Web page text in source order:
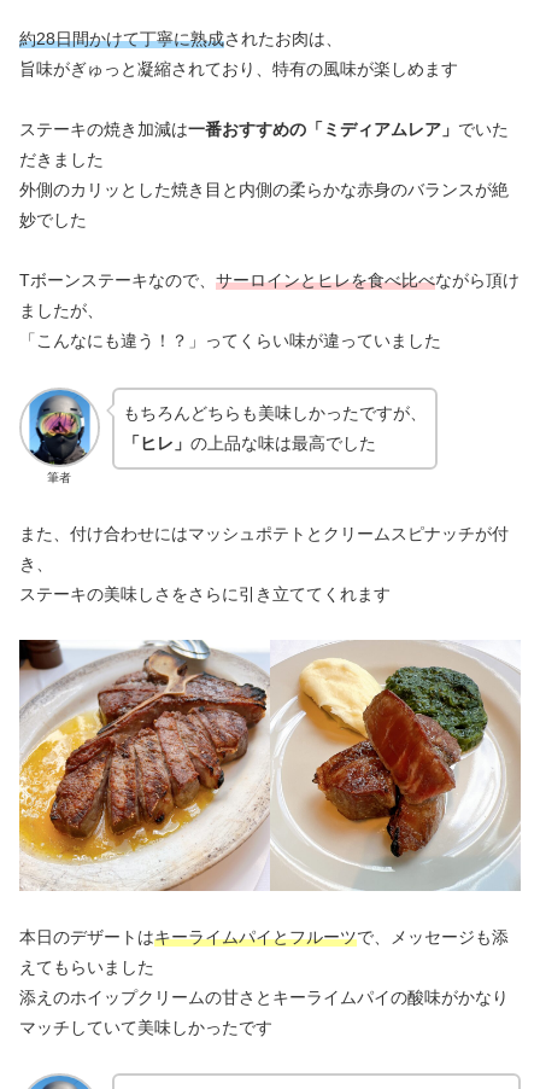
約28日間かけて丁寧に熟成されたお肉は、
旨味がぎゅっと凝縮されており、特有の風味が楽しめます
ステーキの焼き加減は一番おすすめの「ミディアムレア」 でいた
だきました
外側のカリッとした焼き目と内側の柔らかな赤身のバランスが絶
妙でした
Tボーンステーキなので、 サーロインとヒレを食べ比べながら頂け
ましたが、
「こんなにも違う！？」ってくらい味が違っていました
筆者
もちろんどちらも美味しかったですが、
「ヒレ」 の上品な味は最高でした
また、付け合わせにはマッシュポテトとクリームスピナッチが付
き、
ステーキの美味しさをさらに引き立ててくれます
本日のデザートはキーライムパイとフルーツで、メッセージも添
えてもらいました
添えのホイップクリームの甘さとキーライムパイの酸味がかなり
マッチしていて美味しかったです